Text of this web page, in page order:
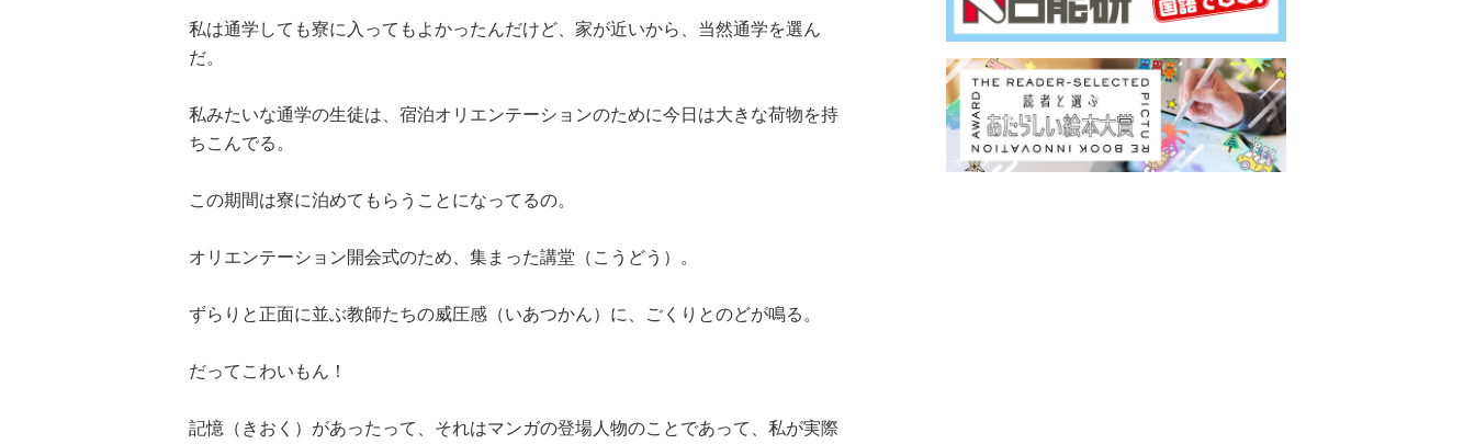
私は通学しても寮に入ってもよかったんだけど、家が近いから、当然通学を選ん
だ。
私みたいな通学の生徒は、宿泊オリエンテーションのために今日は大きな荷物を持
ちこんでる。
この期間は寮に泊めてもらうことになってるの。
オリエンテーション開会式のため、集まった講堂（こうどう）。
ずらりと正面に並ぶ教師たちの威圧感（いあつかん）に、ごくりとのどが鳴る。
だってこわいもん！
記憶（きおく）があったって、それはマンガの登場人物のことであって、私が実際